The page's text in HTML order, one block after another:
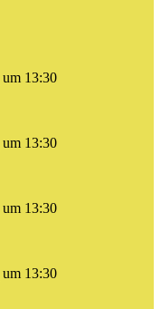
um 13:30
um 13:30
um 13:30
um 13:30